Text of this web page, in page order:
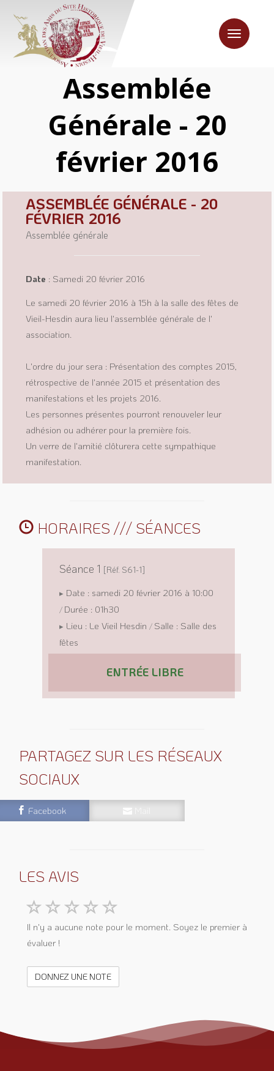
Toggle
navigation
Assemblée
Générale - 20
février 2016
ASSEMBLÉE GÉNÉRALE - 20
FÉVRIER 2016
Assemblée générale
Date : Samedi 20 février 2016
Le samedi 20 février 2016 à 15h à la salle des fêtes de
Vieil-Hesdin aura lieu l'assemblée générale de l'
association.
L'ordre du jour sera : Présentation des comptes 2015,
rétrospective de l'année 2015 et présentation des
manifestations et les projets 2016.
Les personnes présentes pourront renouveler leur
adhésion ou adhérer pour la première fois.
Un verre de l'amitié clôturera cette sympathique
manifestation.
HORAIRES /// SÉANCES
Séance 1 [Réf. S61-1]
▸ Date : samedi 20 février 2016 à 10:00
/ Durée : 01h30
▸ Lieu : Le Vieil Hesdin / Salle : Salle des
fêtes
ENTRÉE LIBRE
PARTAGEZ SUR LES RÉSEAUX
SOCIAUX
Facebook
LES AVIS
Il n'y a aucune note pour le moment. Soyez le premier à
évaluer !
DONNEZ UNE NOTE